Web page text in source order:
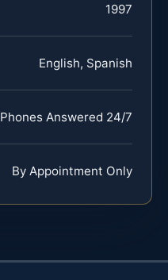
1997
English, Spanish
Phones Answered 24/7
By Appointment Only